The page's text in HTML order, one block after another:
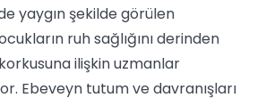
yaygın şekilde görülen
ruh sağlığını derinden
ilişkin uzmanlar
Ebeveyn tutum ve davranışları